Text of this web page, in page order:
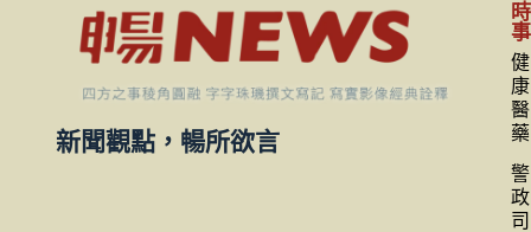
新聞觀點，暢所欲言
時
事
健
康
醫
藥
警
政
司